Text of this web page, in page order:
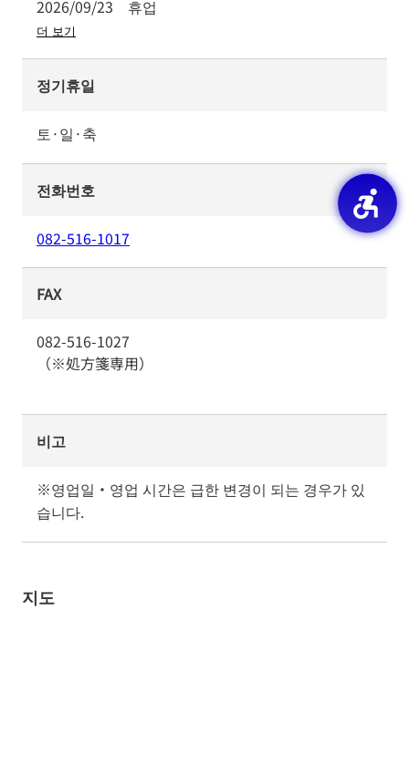
2026/09/23 휴업
더 보기
정기휴일
토·일·축
전화번호
082-516-1017
FAX
082-516-1027
（※処方箋専用）
비고
※영업일・영업 시간은 급한 변경이 되는 경우가 있
습니다.
지도